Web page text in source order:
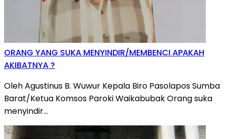
ORANG YANG SUKA MENYINDIR/MEMBENCI APAKAH
AKIBATNYA ?
Oleh Agustinus B. Wuwur Kepala Biro Pasolapos Sumba
Barat/Ketua Komsos Paroki Waikabubak Orang suka
menyindir…